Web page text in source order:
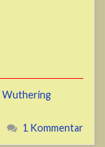
Wuthering
1 Kommentar